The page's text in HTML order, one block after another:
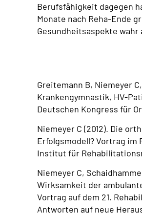
Berufsfähigkeit dagegen
Monate nach Reha-Ende
Gesundheitsaspekte wahr
Greitemann B, Niemeyer
Krankengymnastik, HV-
Deutschen Kongress für
Niemeyer C (2012). Die
Erfolgsmodell? Vortrag im
Institut für
Niemeyer C,
Wirksamkeit der
Vortrag auf dem 21.
Antworten auf neue